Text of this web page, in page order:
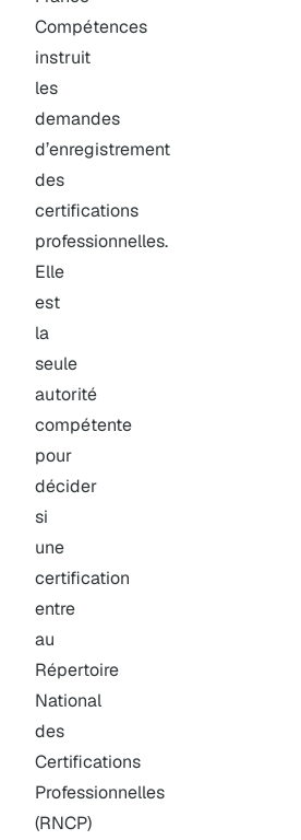
Compétences
instruit
les
demandes
d’enregistrement
des
certifications
professionnelles.
Elle
est
la
seule
autorité
compétente
pour
décider
si
une
certification
entre
au
Répertoire
National
des
Certifications
Professionnelles
(RNCP)